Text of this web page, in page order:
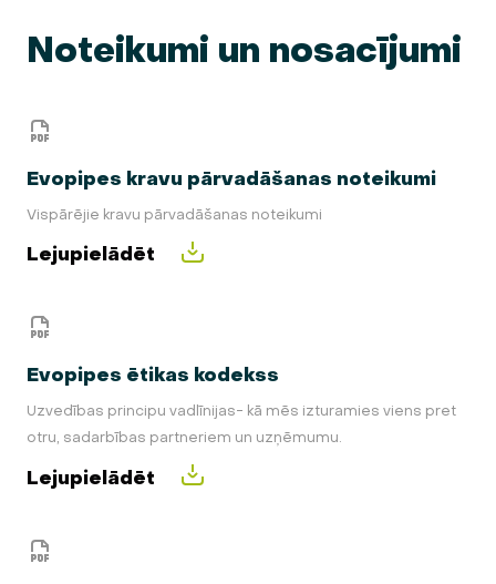
Noteikumi un nosacījumi
Evopipes kravu pārvadāšanas noteikumi
Vispārējie kravu pārvadāšanas noteikumi
Lejupielādēt
Evopipes ētikas kodekss
Uzvedības principu vadlīnijas- kā mēs izturamies viens pret
otru, sadarbības partneriem un uzņēmumu.
Lejupielādēt